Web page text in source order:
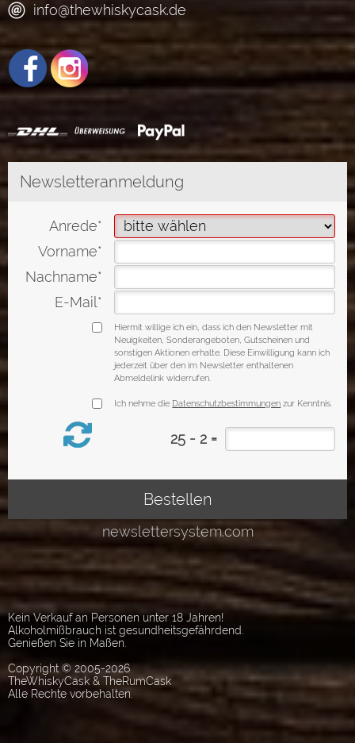
info@thewhiskycask.de
Kein Verkauf an Personen unter 18 Jahren!
Alkoholmißbrauch ist gesundheitsgefährdend.
Genießen Sie in Maßen.
Copyright © 2005-2026
TheWhiskyCask & TheRumCask
Alle Rechte vorbehalten.